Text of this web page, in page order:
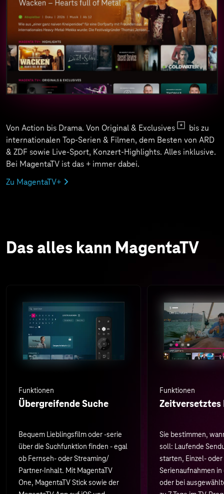
Von Action bis Drama. Von Original & Exclusives
bis zu
internationalen Top-Serien & Filmen, dem Besten von ARD
& ZDF sowie Live-Sport, Konzert-Highlights. Alles inklusive.
Bei MagentaTV ist das + immer dabei.
Zu MagentaTV+
Das alles kann MagentaTV
Übergreifende Suche
Funktionen
Bequem Lieblingsfilm oder -serie
über die Suchfunktion finden - egal
ob Fernseh- oder Streaming/
Partner-Inhalt. Mit MagentaTV
One, MagentaTV Stick sowie der
Zeitversetztes
Funktionen
Sie bestimmen,
soll: Laufende
starten, Einzel- oder
Serienaufnahmen
oder bei